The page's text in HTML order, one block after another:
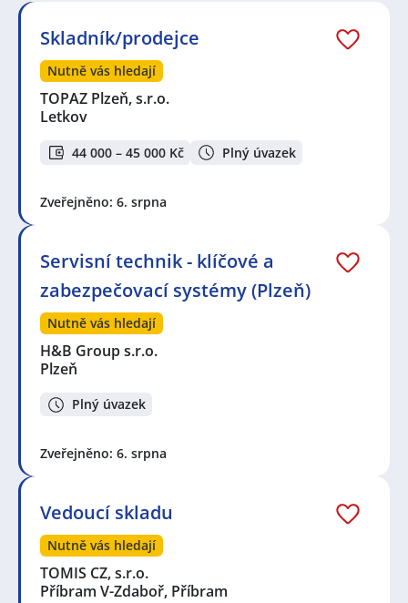
Skladník/prodejce
Nutně vás hledají
TOPAZ Plzeň, s.r.o.
Letkov
44 000 – 45 000 Kč Plný úvazek
Zveřejněno: 6. srpna
Servisní technik - klíčové a
zabezpečovací systémy (Plzeň)
Nutně vás hledají
H&B Group s.r.o.
Plzeň
Plný úvazek
Zveřejněno: 6. srpna
Vedoucí skladu
Nutně vás hledají
TOMIS CZ, s.r.o.
Příbram V-Zdaboř, Příbram